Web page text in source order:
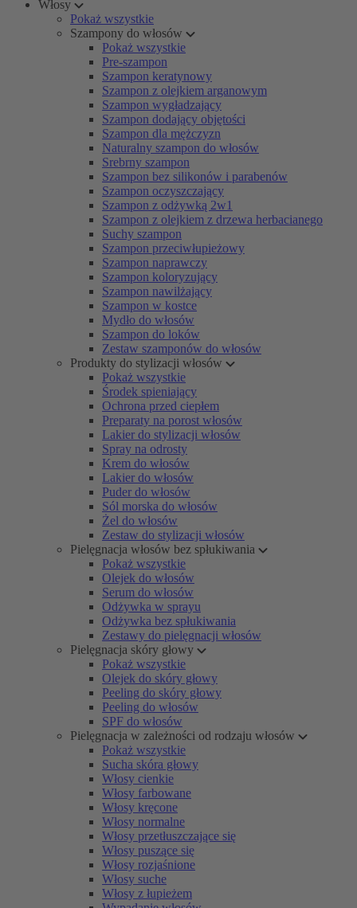
Włosy
Pokaż wszystkie
Szampony do włosów
Pokaż wszystkie
Pre-szampon
Szampon keratynowy
Szampon z olejkiem arganowym
Szampon wygładzający
Szampon dodający objętości
Szampon dla mężczyzn
Naturalny szampon do włosów
Srebrny szampon
Szampon bez silikonów i parabenów
Szampon oczyszczający
Szampon z odżywką 2w1
Szampon z olejkiem z drzewa herbacianego
Suchy szampon
Szampon przeciwłupieżowy
Szampon naprawczy
Szampon koloryzujący
Szampon nawilżający
Szampon w kostce
Mydło do włosów
Szampon do loków
Zestaw szamponów do włosów
Produkty do stylizacji włosów
Pokaż wszystkie
Środek spieniający
Ochrona przed ciepłem
Preparaty na porost włosów
Lakier do stylizacji włosów
Spray na odrosty
Krem do włosów
Lakier do włosów
Puder do włosów
Sól morska do włosów
Żel do włosów
Zestaw do stylizacji włosów
Pielęgnacja włosów bez spłukiwania
Pokaż wszystkie
Olejek do włosów
Serum do włosów
Odżywka w sprayu
Odżywka bez spłukiwania
Zestawy do pielęgnacji włosów
Pielęgnacja skóry głowy
Pokaż wszystkie
Olejek do skóry głowy
Peeling do skóry głowy
Peeling do włosów
SPF do włosów
Pielęgnacja w zależności od rodzaju włosów
Pokaż wszystkie
Sucha skóra głowy
Włosy cienkie
Włosy farbowane
Włosy kręcone
Włosy normalne
Włosy przetłuszczające się
Włosy puszące się
Włosy rozjaśnione
Włosy suche
Włosy z łupieżem